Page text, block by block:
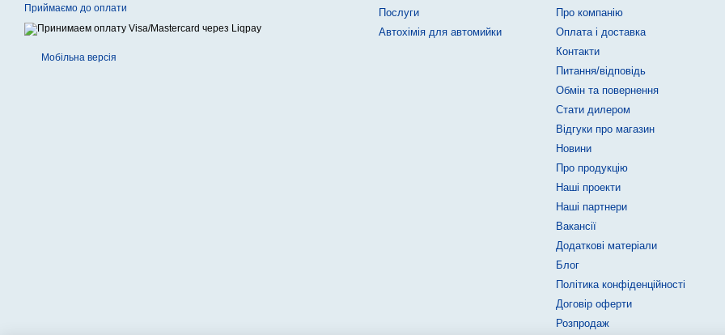
Приймаємо до оплати
Мобільна версія
Послуги
Автохімія для автомийки
Про компанію
Оплата і доставка
Контакти
Питання/відповідь
Обмін та повернення
Стати дилером
Відгуки про магазин
Новини
Про продукцію
Наші проекти
Наші партнери
Вакансії
Додаткові матеріали
Блог
Політика конфіденційності
Договір оферти
Розпродаж